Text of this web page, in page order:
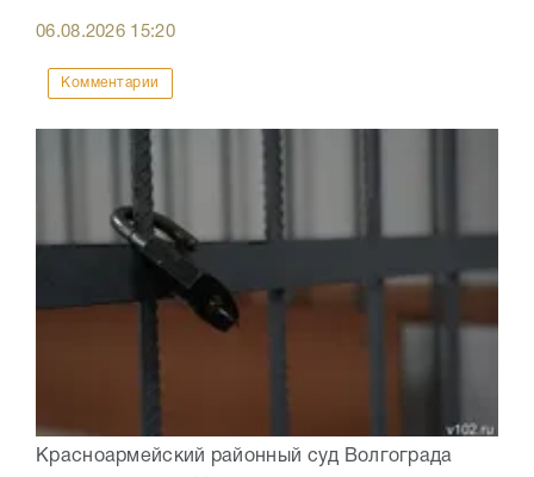
06.08.2026 15:20
Комментарии
Красноармейский районный суд Волгограда